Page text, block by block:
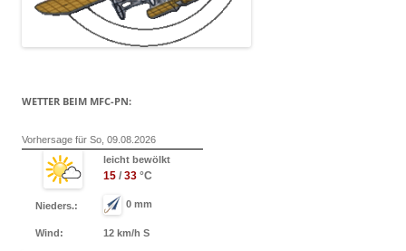
WETTER BEIM MFC-PN:
Vorhersage für So, 09.08.2026
leicht bewölkt
15 / 33 °C
Nieders.: 0 mm
Wind: 12 km/h S